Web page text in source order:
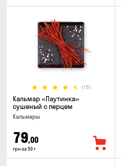
(18)
Кальмар «Паутинка»
сушеный с перцем
Кальмары
79,00
грн за 50 г